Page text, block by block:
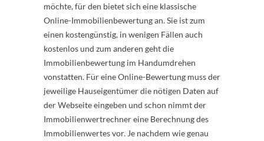
möchte, für den bietet sich eine klassische
Online-Immobilienbewertung an. Sie ist zum
einen kostengünstig, in wenigen Fällen auch
kostenlos und zum anderen geht die
Immobilienbewertung im Handumdrehen
vonstatten. Für eine Online-Bewertung muss der
jeweilige Hauseigentümer die nötigen Daten auf
der Webseite eingeben und schon nimmt der
Immobilienwertrechner eine Berechnung des
Immobilienwertes vor. Je nachdem wie genau